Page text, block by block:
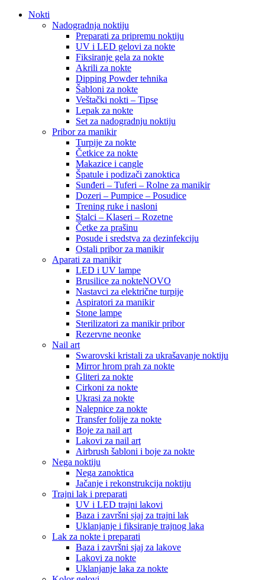
Nokti
Nadogradnja noktiju
Preparati za pripremu noktiju
UV i LED gelovi za nokte
Fiksiranje gela za nokte
Akrili za nokte
Dipping Powder tehnika
Šabloni za nokte
Veštački nokti – Tipse
Lepak za nokte
Set za nadogradnju noktiju
Pribor za manikir
Turpije za nokte
Četkice za nokte
Makazice i cangle
Špatule i podizači zanoktica
Sunđeri – Tuferi – Rolne za manikir
Dozeri – Pumpice – Posudice
Trening ruke i nasloni
Stalci – Klaseri – Rozetne
Četke za prašinu
Posude i sredstva za dezinfekciju
Ostali pribor za manikir
Aparati za manikir
LED i UV lampe
Brusilice za nokteNOVO
Nastavci za električne turpije
Aspiratori za manikir
Stone lampe
Sterilizatori za manikir pribor
Rezervne neonke
Nail art
Swarovski kristali za ukrašavanje noktiju
Mirror hrom prah za nokte
Gliteri za nokte
Cirkoni za nokte
Ukrasi za nokte
Nalepnice za nokte
Transfer folije za nokte
Boje za nail art
Lakovi za nail art
Airbrush šabloni i boje za nokte
Nega noktiju
Nega zanoktica
Jačanje i rekonstrukcija noktiju
Trajni lak i preparati
UV i LED trajni lakovi
Baza i završni sjaj za trajni lak
Uklanjanje i fiksiranje trajnog laka
Lak za nokte i preparati
Baza i završni sjaj za lakove
Lakovi za nokte
Uklanjanje laka za nokte